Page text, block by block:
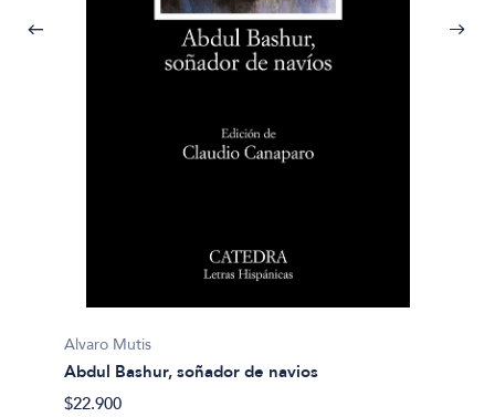
Alvaro Mutis
Abdul Bashur, soñador de navios
$22.900